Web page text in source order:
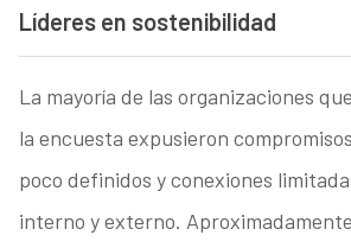
Líderes en sostenibilidad
La mayoría de las organizaciones
la encuesta expusieron
poco definidos y conexiones
interno y externo.